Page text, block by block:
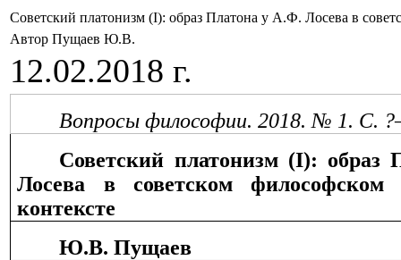
Советский платонизм (I): образ Платона у А.Ф. Лосева в
Автор Пущаев Ю.В.
12.02.2018 г.
Вопросы философии. 2018. № 1. С.
Советский платонизм (I): образ
Лосева в советском философском
контексте
Ю.В. Пущаев